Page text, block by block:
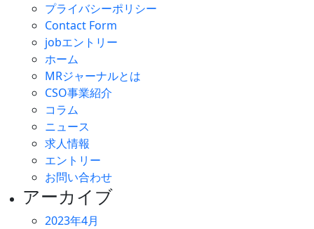
プライバシーポリシー
Contact Form
jobエントリー
ホーム
MRジャーナルとは
CSO事業紹介
コラム
ニュース
求人情報
エントリー
お問い合わせ
アーカイブ
2023年4月